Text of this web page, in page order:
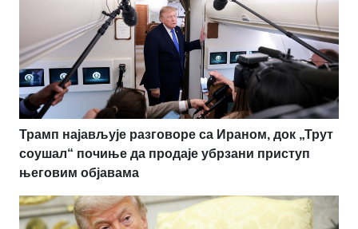
Трамп најављује разговоре са Ираном, док „Трут
соушал“ почиње да продаје убрзани приступ
његовим објавама